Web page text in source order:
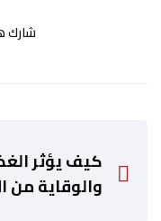
شارك
كيف يؤثر
والوقاية من